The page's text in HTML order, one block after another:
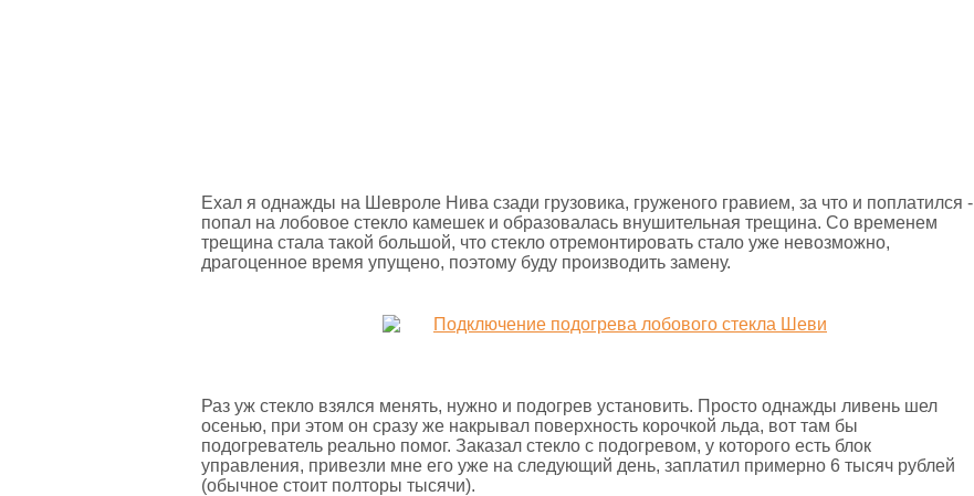
Ехал я однажды на Шевроле Нива сзади грузовика, груженого гравием, за что и поплатился -
попал на лобовое стекло камешек и образовалась внушительная трещина. Со временем
трещина стала такой большой, что стекло отремонтировать стало уже невозможно,
драгоценное время упущено, поэтому буду производить замену.
Раз уж стекло взялся менять, нужно и подогрев установить. Просто однажды ливень шел
осенью, при этом он сразу же накрывал поверхность корочкой льда, вот там бы
подогреватель реально помог. Заказал стекло с подогревом, у которого есть блок
управления, привезли мне его уже на следующий день, заплатил примерно 6 тысяч рублей
(обычное стоит полторы тысячи).